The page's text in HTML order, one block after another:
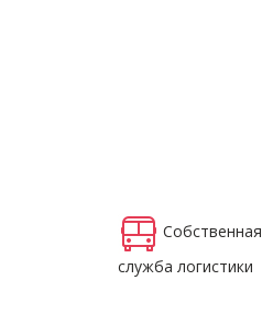
Собственная
служба логистики